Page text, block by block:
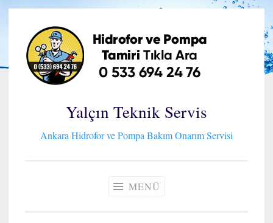
İçeriğe
geç
Yalçın Teknik Servis
Ankara Hidrofor ve Pompa Bakım Onarım Servisi
MENÜ